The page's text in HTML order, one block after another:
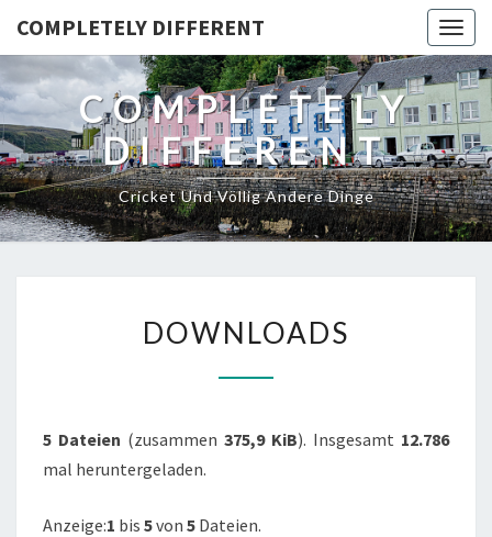
COMPLETELY DIFFERENT
COMPLETELY
DIFFERENT
Cricket Und Völlig Andere Dinge
DOWNLOADS
5 Dateien (zusammen 375,9 KiB). Insgesamt 12.786
mal heruntergeladen.
Anzeige:1 bis 5von 5 Dateien.